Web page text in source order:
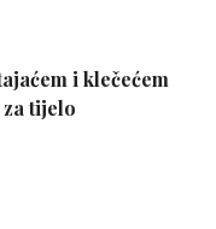
i klečećem
tijelo